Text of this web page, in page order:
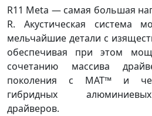
R11 Meta — самая большая
R. Акустическая система
мельчайшие детали с
обеспечивая при этом
сочетанию массива
поколения с MAT™ и
гибридных
драйверов.